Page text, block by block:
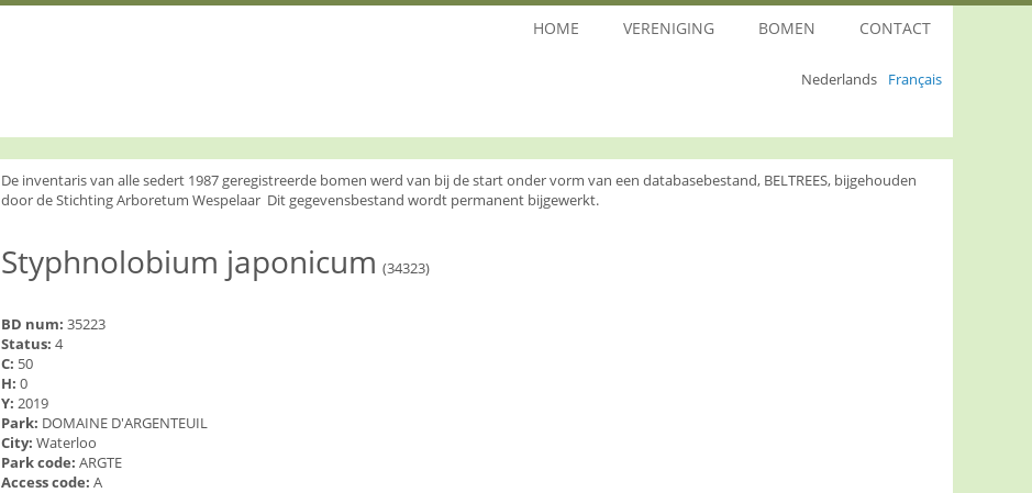
Nederlands Français
HOME VERENIGING BOMEN CONTACT
De inventaris van alle sedert 1987 geregistreerde bomen werd van bij de start onder vorm van een databasebestand, BELTREES, bijgehouden
door de Stichting Arboretum Wespelaar Dit gegevensbestand wordt permanent bijgewerkt.
Styphnolobium japonicum (34323)
BD num: 35223
Status: 4
C: 50
H: 0
Y: 2019
Park: DOMAINE D'ARGENTEUIL
City: Waterloo
Park code: ARGTE
Access code: A